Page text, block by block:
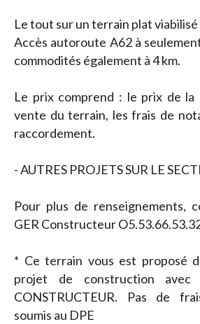
Le tout sur un terrain plat viabilisé
Accès autoroute A62 à
commodités également à 4 km.
Le prix comprend : le prix de la
vente du terrain, les frais de
raccordement.
- AUTRES PROJETS SUR LE
Pour plus de renseignements,
GER Constructeur
* Ce terrain vous est proposé
projet de construction avec
CONSTRUCTEUR. Pas de
soumis au DPE